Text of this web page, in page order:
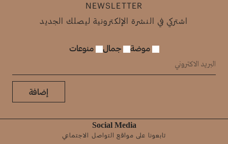
NEWSLETTER
اشتركي في النشرة الإلكترونية ليصلك الجديد
موضة جمال منوعات
إضافة
Social Media
تابعونا على مواقع التواصل الاجتماعي